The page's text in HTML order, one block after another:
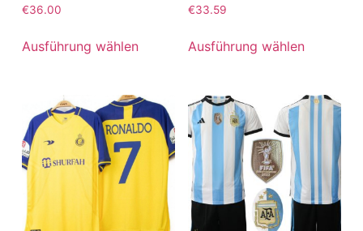
Bewertet
mit
von 5
€36.00
Ausführung wählen
Bewertet
mit
von 5
€33.59
Ausführung wählen